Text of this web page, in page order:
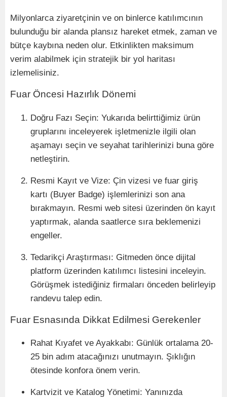
Milyonlarca ziyaretçinin ve on binlerce katılımcının
bulunduğu bir alanda plansız hareket etmek, zaman ve
bütçe kaybına neden olur. Etkinlikten maksimum
verim alabilmek için stratejik bir yol haritası
izlemelisiniz.
Fuar Öncesi Hazırlık Dönemi
Doğru Fazı Seçin: Yukarıda belirttiğimiz ürün
gruplarını inceleyerek işletmenizle ilgili olan
aşamayı seçin ve seyahat tarihlerinizi buna göre
netleştirin.
Resmi Kayıt ve Vize: Çin vizesi ve fuar giriş
kartı (Buyer Badge) işlemlerinizi son ana
bırakmayın. Resmi web sitesi üzerinden ön kayıt
yaptırmak, alanda saatlerce sıra beklemenizi
engeller.
Tedarikçi Araştırması: Gitmeden önce dijital
platform üzerinden katılımcı listesini inceleyin.
Görüşmek istediğiniz firmaları önceden belirleyip
randevu talep edin.
Fuar Esnasında Dikkat Edilmesi Gerekenler
Rahat Kıyafet ve Ayakkabı: Günlük ortalama 20-
25 bin adım atacağınızı unutmayın. Şıklığın
ötesinde konfora önem verin.
Kartvizit ve Katalog Yönetimi: Yanınızda